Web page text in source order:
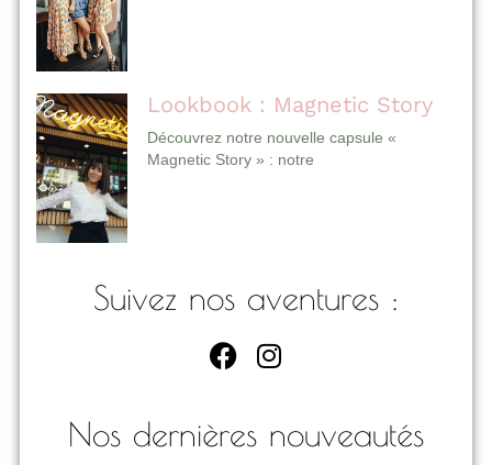
Lookbook : Magnetic Story
Découvrez notre nouvelle capsule «
Magnetic Story » : notre
Suivez nos aventures :
Nos dernières nouveautés